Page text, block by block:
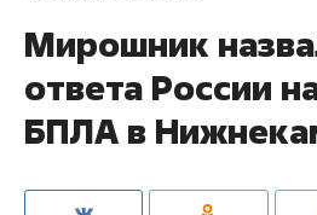
Мирошник
ответа России
БПЛА в